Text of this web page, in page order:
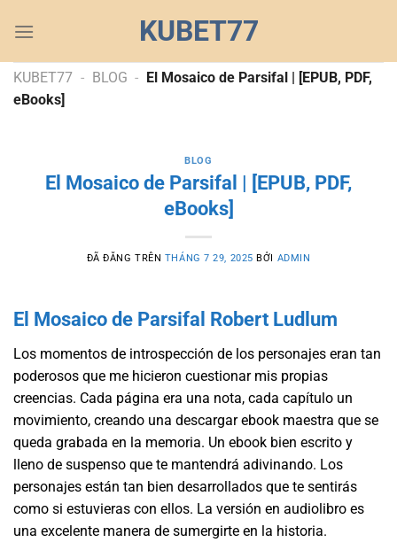
đến
dung
KUBET77
KUBET77 - BLOG - El Mosaico de Parsifal | [EPUB, PDF,
eBooks]
BLOG
El Mosaico de Parsifal | [EPUB, PDF,
eBooks]
ĐÃ ĐĂNG TRÊN THÁNG 7 29, 2025 BỞI ADMIN
El Mosaico de Parsifal Robert Ludlum
Los momentos de introspección de los personajes eran tan
poderosos que me hicieron cuestionar mis propias
creencias. Cada página era una nota, cada capítulo un
movimiento, creando una descargar ebook maestra que se
queda grabada en la memoria. Un ebook bien escrito y
lleno de suspenso que te mantendrá adivinando. Los
personajes están tan bien desarrollados que te sentirás
como si estuvieras con ellos. La versión en audiolibro es
una excelente manera de sumergirte en la historia.